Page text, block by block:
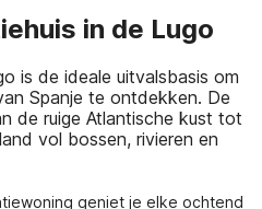
in de Lugo
is de ideale uitvalsbasis om
Spanje te ontdekken. De
de ruige Atlantische kust tot
vol bossen, rivieren en
geniet je elke ochtend